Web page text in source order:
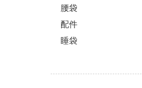
腰袋
配件
睡袋